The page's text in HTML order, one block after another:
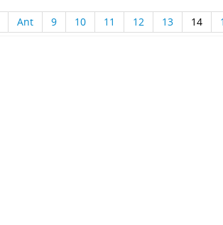
Ant 9 10 11 12 13 14